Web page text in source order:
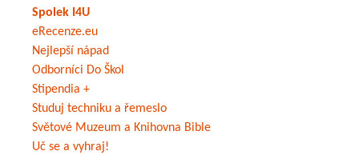
Spolek I4U
eRecenze.eu
Nejlepší nápad
Odborníci Do Škol
Stipendia +
Studuj techniku a řemeslo
Světové Muzeum a Knihovna Bible
Uč se a vyhraj!